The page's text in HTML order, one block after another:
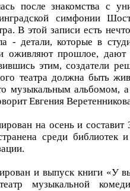
после знакомства с
симфонии
В этой записи есть
- детали, которые в
прошлое, дают
этим, создатели
театра должна быть
музыкальным альбомом,
Евгения
на осень и составит
среди библиотек
и выпуск книги «У
музыкальной